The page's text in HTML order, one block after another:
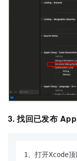
3. 找回已发布 App
1、打开Xcode